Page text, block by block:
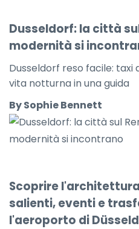
Dusseldorf: la città
modernità si
Dusseldorf reso facile:
vita notturna in una guida
By Sophie Bennett
Scoprire
salienti, eventi e
l'aeroporto di